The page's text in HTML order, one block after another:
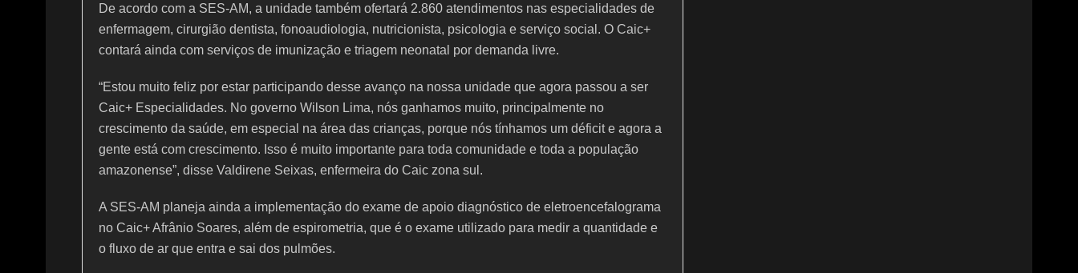
De acordo com a SES-AM, a unidade também ofertará 2.860 atendimentos nas especialidades de
enfermagem, cirurgião dentista, fonoaudiologia, nutricionista, psicologia e serviço social. O Caic+
contará ainda com serviços de imunização e triagem neonatal por demanda livre.
“Estou muito feliz por estar participando desse avanço na nossa unidade que agora passou a ser
Caic+ Especialidades. No governo Wilson Lima, nós ganhamos muito, principalmente no
crescimento da saúde, em especial na área das crianças, porque nós tínhamos um déficit e agora a
gente está com crescimento. Isso é muito importante para toda comunidade e toda a população
amazonense”, disse Valdirene Seixas, enfermeira do Caic zona sul.
A SES-AM planeja ainda a implementação do exame de apoio diagnóstico de eletroencefalograma
no Caic+ Afrânio Soares, além de espirometria, que é o exame utilizado para medir a quantidade e
o fluxo de ar que entra e sai dos pulmões.